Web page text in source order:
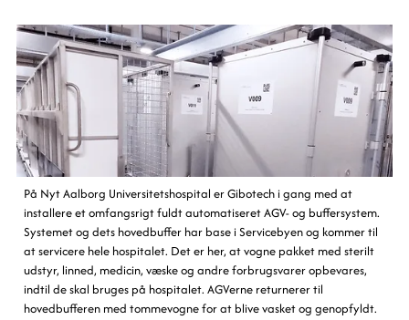
På Nyt Aalborg Universitetshospital er Gibotech i gang med at
installere et omfangsrigt fuldt automatiseret AGV- og buffersystem.
Systemet og dets hovedbuffer har base i Servicebyen og kommer til
at servicere hele hospitalet. Det er her, at vogne pakket med sterilt
udstyr, linned, medicin, væske og andre forbrugsvarer opbevares,
indtil de skal bruges på hospitalet. AGVerne returnerer til
hovedbufferen med tommevogne for at blive vasket og genopfyldt.